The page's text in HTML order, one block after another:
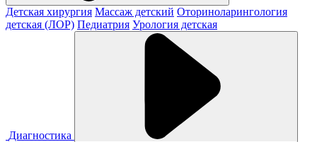
Детская хирургия Массаж детский Оториноларингология
детская (ЛОР) Педиатрия Урология детская
Диагностика